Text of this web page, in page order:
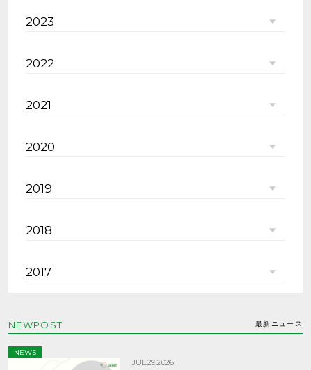
2023
2022
2021
2020
2019
2018
2017
NEWPOST 最新ニュース
NEWS
JUL.29.2026